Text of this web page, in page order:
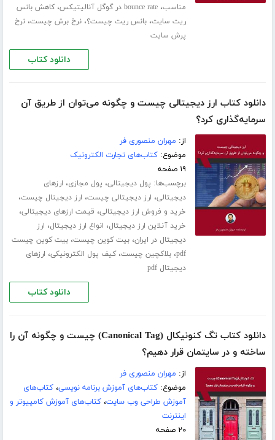
مناسب،bounce rate در گوگل آنالیتیکس ،کاهش بانس
ریت سایت،بانس ریت چیست؟،نرخ برش چیست،نرخ
پرش سایت
دانلود کتاب
دانلود کتاب ارز دیجیتالی چیست و چگونه می‌توان از طریق آن
سرمایه‌گذاری کرد؟
از: مهران منصوری فر
موضوع:کتاب‌های تجارت الکترونیک
۱۹ صفحه
برچسب‌ها: پول دیجیتالی، پول مجازی، ارزهای
دیجیتالی، ارز دیجیتالی چیست، ارز دیجیتال چیست،
خرید و فروش ارز دیجیتالی، قیمت ارزهای دیجیتالی،
خرید آنلاین ارز دیجیتال، انواع ارز دیجیتال، ارز
دیجیتال در ایران،بیت کوین چیست،بیت کوین چیست
pdf،بلاکچین چیست،کیف پول الکترونیکی، ارزهای
دیجیتال pdf
دانلود کتاب
دانلود کتاب تگ کنونیکال (Canonical Tag) چیست و چگونه آن را
ساخته و در سایتمان قرار دهیم؟
از: مهران منصوری فر
موضوع:کتاب‌های آموزش برنامه نویسی،کتاب‌های
آموزش طراحی وب سایت،کتاب‌های آموزش کامپیوتر و
اینترنت
۲۰ صفحه